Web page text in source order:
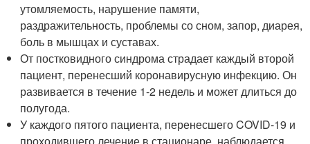
утомляемость, нарушение памяти,
раздражительность, проблемы со сном, запор, диарея,
боль в мышцах и суставах.
От постковидного синдрома страдает каждый второй
пациент, перенесший коронавирусную инфекцию. Он
развивается в течение 1-2 недель и может длиться до
полугода.
У каждого пятого пациента, перенесшего COVID-19 и